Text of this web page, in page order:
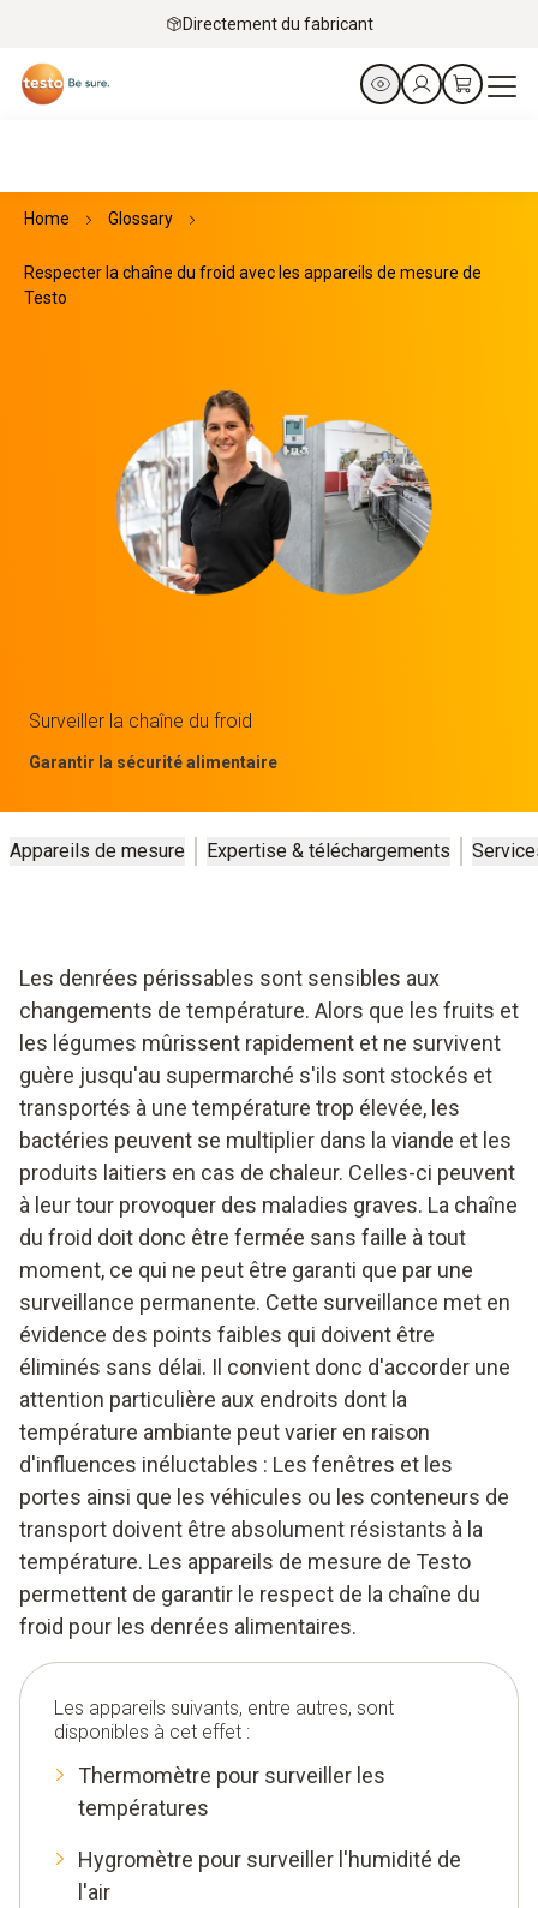
Directement du fabricant
Home Glossary
Respecter la chaîne du froid avec les appareils de mesure de
Testo
Surveiller la chaîne du froid
Garantir la sécurité alimentaire
Appareils de mesure Expertise & téléchargements
Les denrées périssables sont sensibles aux
changements de température. Alors que les fruits et
les légumes mûrissent rapidement et ne survivent
guère jusqu'au supermarché s'ils sont stockés et
transportés à une température trop élevée, les
bactéries peuvent se multiplier dans la viande et les
produits laitiers en cas de chaleur. Celles-ci peuvent
à leur tour provoquer des maladies graves. La chaîne
du froid doit donc être fermée sans faille à tout
moment, ce qui ne peut être garanti que par une
surveillance permanente. Cette surveillance met en
évidence des points faibles qui doivent être
éliminés sans délai. Il convient donc d'accorder une
attention particulière aux endroits dont la
température ambiante peut varier en raison
d'influences inéluctables : Les fenêtres et les
portes ainsi que les véhicules ou les conteneurs de
transport doivent être absolument résistants à la
température. Les appareils de mesure de Testo
permettent de garantir le respect de la chaîne du
froid pour les denrées alimentaires.
Les appareils suivants, entre autres, sont
disponibles à cet effet :
Thermomètre pour surveiller les
températures
Hygromètre pour surveiller l'humidité de
l'air